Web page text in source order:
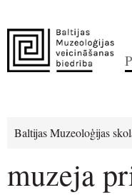
Baltijas Muzeoloģijas
muzeja